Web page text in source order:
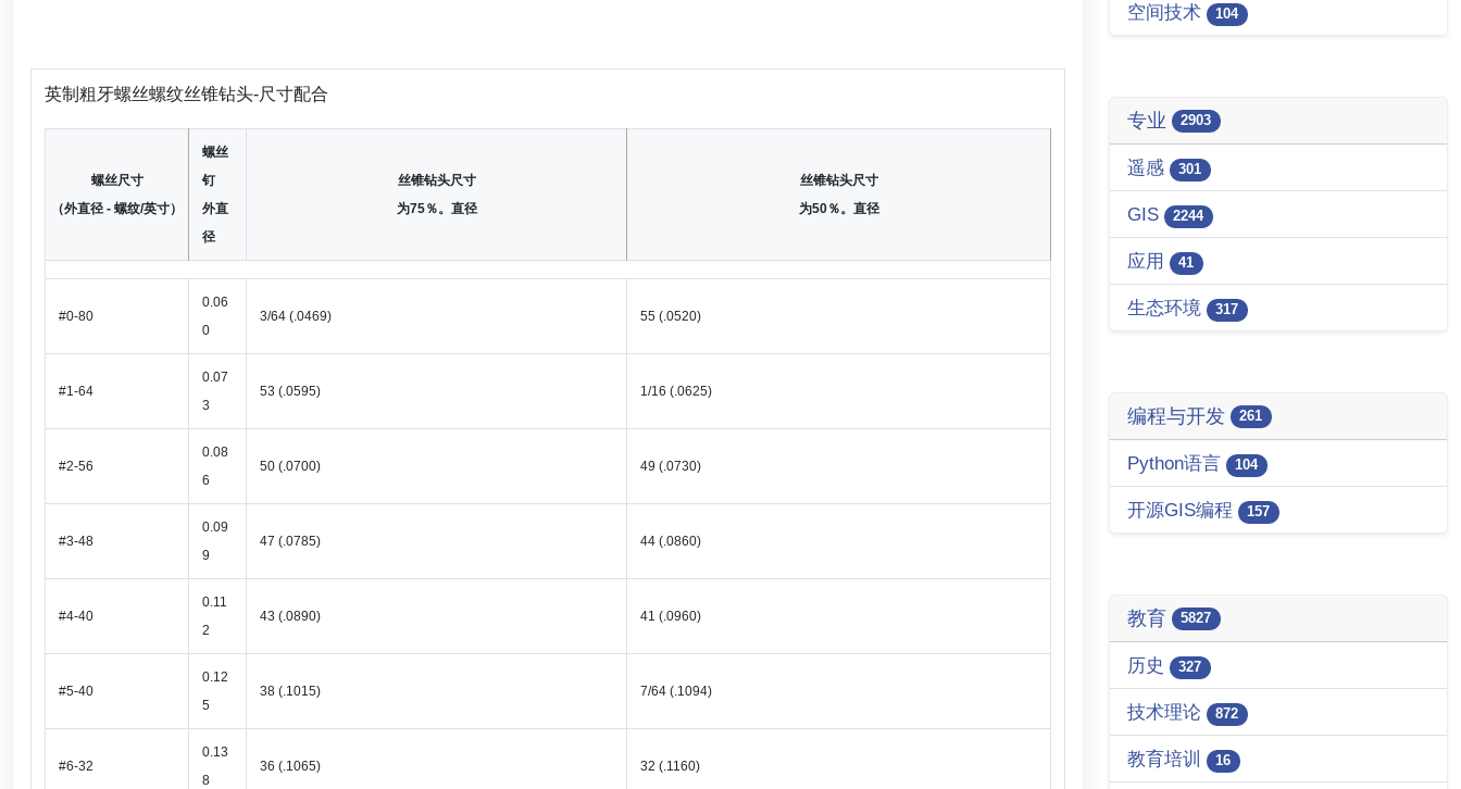
英制粗牙螺丝螺纹丝锥钻头-尺寸配合
螺丝尺寸
（外直径 - 螺纹/英寸）
螺丝
钉
外直
径
丝锥钻头尺寸
为75％。直径
丝锥钻头尺寸
为50％。直径
#0-80
0.06
0
3/64 (.0469) 55 (.0520)
#1-64
0.07
3
53 (.0595) 1/16 (.0625)
#2-56
0.08
6
50 (.0700) 49 (.0730)
#3-48
0.09
9
47 (.0785) 44 (.0860)
#4-40
0.11
2
43 (.0890) 41 (.0960)
#5-40
0.12
5
38 (.1015) 7/64 (.1094)
#6-32
0.13
8
36 (.1065) 32 (.1160)
空间技术 104
专业 2903
遥感 301
GIS 2244
应用 41
生态环境 317
编程与开发 261
Python语言 104
开源GIS编程 157
教育 5827
历史 327
技术理论 872
教育培训 16